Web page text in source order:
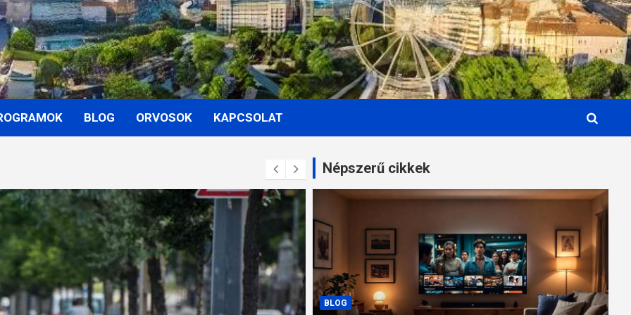
BLOG ORVOSOK KAPCSOLAT
Népszerű cikkek
BLOG